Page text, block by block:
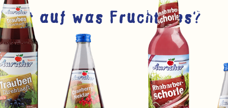
Lust auf was Fruchtiges?